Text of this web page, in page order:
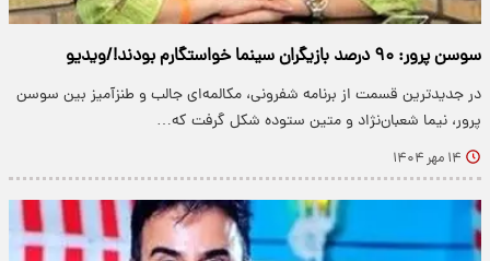
سوسن پرور: ۹۰ درصد بازیگران سینما خواستگارم بودند!/ویدیو
در جدیدترین قسمت از برنامه شفرونی، مکالمه‌ای جالب و طنزآمیز بین سوسن
پرور، نیما شعبان‌نژاد و متین ستوده شکل گرفت که…
۱۴ مهر ۱۴۰۴